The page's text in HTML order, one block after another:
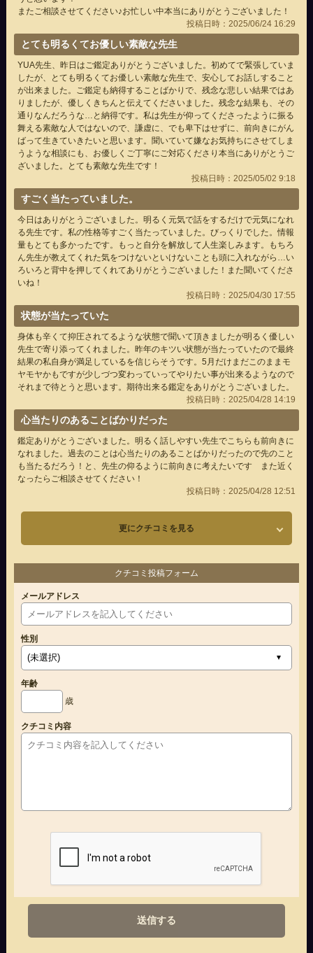
またご相談させてください♪お忙しい中本当にありがとうございました！
投稿日時：2025/06/24 16:29
とても明るくてお優しい素敵な先生
YUA先生、昨日はご鑑定ありがとうございました。初めてで緊張していま
したが、とても明るくてお優しい素敵な先生で、安心してお話しすること
が出来ました。ご鑑定も納得することばかりで、残念な悲しい結果ではあ
りましたが、優しくきちんと伝えてくださいました。残念な結果も、その
通りなんだろうな…と納得です。私は先生が仰ってくださったように振る
舞える素敵な人ではないので、謙虚に、でも卑下はせずに、前向きにがん
ばって生きていきたいと思います。聞いていて嫌なお気持ちにさせてしま
うような相談にも、お優しくご丁寧にご対応くださり本当にありがとうご
ざいました。とても素敵な先生です！
投稿日時：2025/05/02 9:18
すごく当たっていました。
今日はありがとうございました。明るく元気で話をするだけで元気になれ
る先生です。私の性格等すごく当たっていました。びっくりでした。情報
量もとても多かったです。もっと自分を解放して人生楽しみます。もちろ
ん先生が教えてくれた気をつけないといけないことも頭に入れながら…い
ろいろと背中を押してくれてありがとうございました！また聞いてくださ
いね！
投稿日時：2025/04/30 17:55
状態が当たっていた
身体も辛くて抑圧されてるような状態で聞いて頂きましたが明るく優しい
先生で寄り添ってくれました。昨年のキツい状態が当たっていたので最終
結果の私自身が満足しているを信じらそうです。5月だけまだこのままモ
ヤモヤかもですが少しづつ変わっていってやりたい事が出来るようなので
それまで待とうと思います。期待出来る鑑定をありがとうございました。
投稿日時：2025/04/28 14:19
心当たりのあることばかりだった
鑑定ありがとうございました。明るく話しやすい先生でこちらも前向きに
なれました。過去のことは心当たりのあることばかりだったので先のこと
も当たるだろう！と、先生の仰るように前向きに考えたいです また近く
なったらご相談させてください！
投稿日時：2025/04/28 12:51
更にクチコミを見る
クチコミ投稿フォーム
メールアドレス
性別
年齢
歳
クチコミ内容
送信する